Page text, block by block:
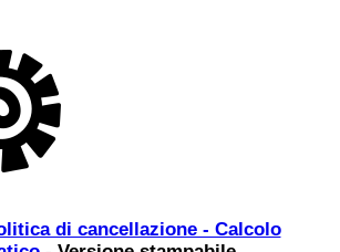
di cancellazione - Calcolo